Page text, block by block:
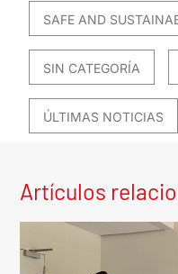
SAFE AND
SIN CATEGORÍA
ÚLTIMAS NOTICIAS
Artículos